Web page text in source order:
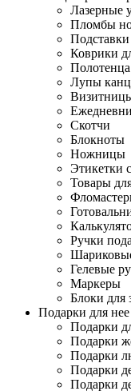
Лазерные
Пломбы
Коврики
Лупы
Скотчи
Блокноты
Ножницы
Этикетки
Товары
Ручки
Гелевые
Маркеры
Блоки для
Подарки для нее
Подарки
Подарки
Подарки
Подарки
Подарки